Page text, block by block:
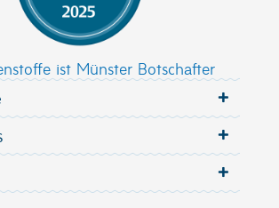
ist Münster Botschafter